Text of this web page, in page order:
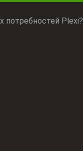
потребностей Plexi?